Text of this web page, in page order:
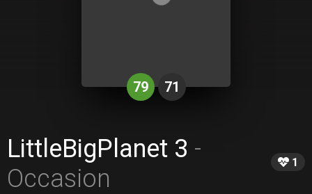
79 71
LittleBigPlanet 3 -
Occasion
1